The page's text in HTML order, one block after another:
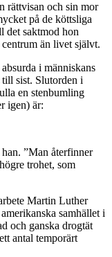
rättvisan och sin mor
på de köttsliga
det saktmod hon
centrum än livet självt.
i människans
till sist. Slutorden i
en stenbumling
igen) är:
”Man återfinner
trohet, som
Martin Luther
samhället i
och ganska drogtät
antal temporärt